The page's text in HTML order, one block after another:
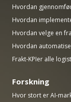
Hvordan
Hvordan
Hvordan velge en
Hvordan
Frakt-KPIer alle
Forskning
Hvor stort er AI-